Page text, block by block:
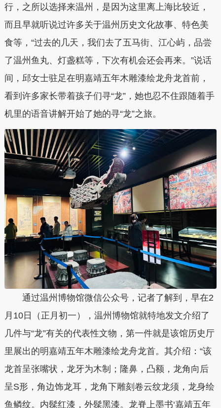
行，之所以选择来温州，是因为这里离上海比较近，
而且早就听说过许多关于温州历史文化故事、特色美
食等，“过去的几天，我们去了五马街、江心屿，品尝
了温州鱼丸、灯盏糕等，下次有机会还会再来。”说话
间，邱女士驻足在明嘉靖五年木雕漆绘龙舟龙首前，
看到许多家长带着孩子们寻“龙”，她也忍不住跟随着手
机里的语音讲解开始了她的寻“龙”之旅。
通过温州博物馆微信公众号，记者了解到，早在2
月10日（正月初一），温州博物馆就特地发文介绍了
几件与“龙”有关的代表性文物，第一件就是该馆历史厅
里展出的明嘉靖五年木雕漆绘龙舟龙首。其介绍：“该
龙首呈张嘴状，龙牙为木制；隆鼻，凸额，龙角向后
呈S形，角边饰龙耳，龙角下雕刻卷云纹龙须，龙身绘
鱼鳞纹。内髹红漆，外髹黑漆。龙脊上墨书‘嘉靖五年